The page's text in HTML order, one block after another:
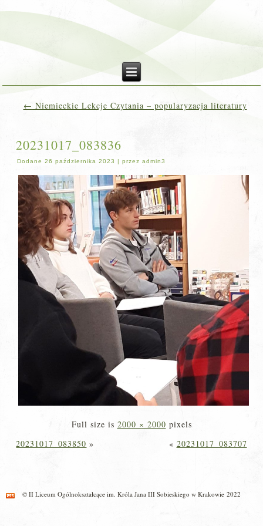
← Niemieckie Lekcje Czytania – popularyzacja literatury
20231017_083836
Dodane 26 października 2023 |przez admin3
Full size is 2000 × 2000 pixels
20231017_083850 » « 20231017_083707
© II Liceum Ogólnokształcące im. Króla Jana III Sobieskiego w Krakowie 2022